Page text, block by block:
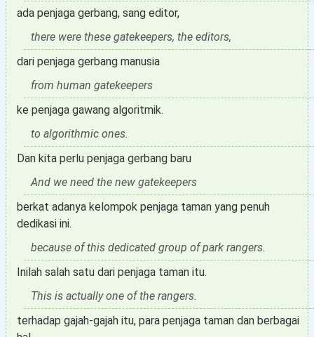
ada penjaga gerbang, sang editor,
there were these gatekeepers, the editors,
dari penjaga gerbang manusia
from human gatekeepers
ke penjaga gawang algoritmik.
to algorithmic ones.
Dan kita perlu penjaga gerbang baru
And we need the new gatekeepers
berkat adanya kelompok penjaga taman yang penuh
dedikasi ini.
because of this dedicated group of park rangers.
Inilah salah satu dari penjaga taman itu.
This is actually one of the rangers.
terhadap gajah-gajah itu, para penjaga taman dan berbagai